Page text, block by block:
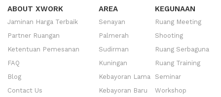
ABOUT XWORK
Jaminan Harga Terbaik
Partner Ruangan
Ketentuan Pemesanan
FAQ
Blog
Contact Us
AREA
Senayan
Palmerah
Sudirman
Kuningan
Kebayoran Lama
Kebayoran Baru
KEGUNAAN
Ruang Meeting
Shooting
Ruang Serbaguna
Ruang Training
Seminar
Workshop